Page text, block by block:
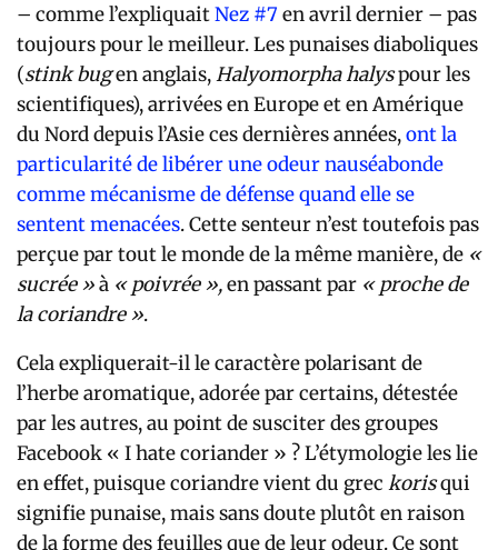
– comme l’expliquaitNez #7 en avril dernier – pas
toujours pour le meilleur. Les punaises diaboliques
(stink bugen anglais,Halyomorpha halyspour les
scientifiques), arrivées en Europe et en Amérique
du Nord depuis l’Asie ces dernières années,ont la
particularité de libérer une odeur nauséabonde
comme mécanisme de défense quand elle se
sentent menacées. Cette senteur n’est toutefois pas
perçue par tout le monde de la même manière, de «
sucrée »à « poivrée »,en passant par « proche de
la coriandre ».
Cela expliquerait-il le caractère polarisant de
l’herbe aromatique, adorée par certains, détestée
par les autres, au point de susciter des groupes
Facebook « I hate coriander » ? L’étymologie les lie
en effet, puisque coriandre vient du grec korisqui
signifie punaise, mais sans doute plutôt en raison
de la forme des feuilles que de leur odeur. Ce sont